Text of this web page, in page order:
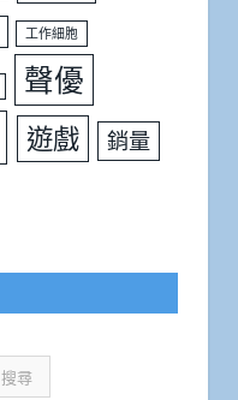
工作細胞
聲優
遊戲 銷量